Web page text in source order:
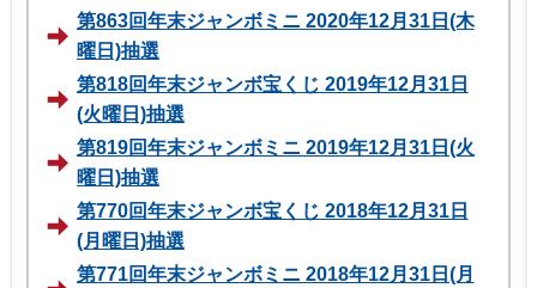
第863回年末ジャンボミニ 2020年12月31日(木
曜日)抽選
第818回年末ジャンボ宝くじ 2019年12月31日
(火曜日)抽選
第819回年末ジャンボミニ 2019年12月31日(火
曜日)抽選
第770回年末ジャンボ宝くじ 2018年12月31日
(月曜日)抽選
第771回年末ジャンボミニ 2018年12月31日(月